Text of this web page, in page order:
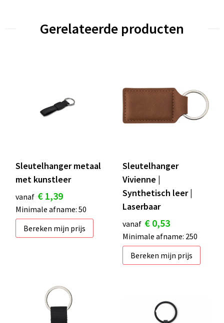
Gerelateerde producten
Sleutelhanger metaal
met kunstleer
vanaf € 1,39
Minimale afname: 50
Bereken mijn prijs
Sleutelhanger
Vivienne |
Synthetisch leer |
Laserbaar
vanaf € 0,53
Minimale afname: 250
Bereken mijn prijs